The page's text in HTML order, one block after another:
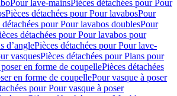
Pour lave-mainsPièces détachées pour Pour
Pièces détachées pour Pour lavabosPour
détachées pour Pour lavabos doublesPour
détachées pour Pour lavabos pour
d’anglePièces détachées pour Pour lave-
vasquesPièces détachées pour Plans pour
en forme de coupellePièces détachées
en forme de coupellePour vasque à poser
pour Pour vasque à poser